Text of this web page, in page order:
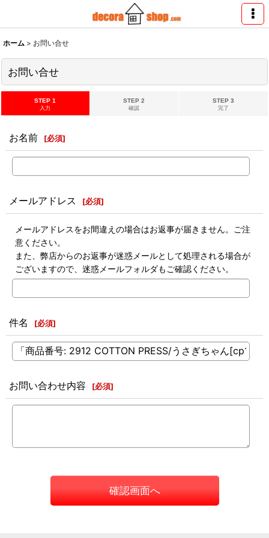
ホーム > お問い合せ
お問い合せ
STEP 1
入力
STEP 2
確認
STEP 3
完了
お名前 [必須]
メールアドレス [必須]
メールアドレスをお間違えの場合はお返事が届きません。ご注
意ください。
また、弊店からのお返事が迷惑メールとして処理される場合が
ございますので、迷惑メールフォルダもご確認ください。
件名 [必須]
お問い合わせ内容 [必須]
確認画面へ